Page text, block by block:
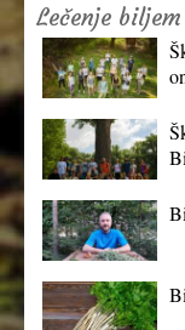
Lečenje biljem